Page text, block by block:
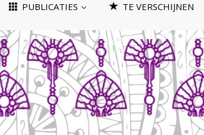
PUBLICATIES TE VERSCHIJNEN